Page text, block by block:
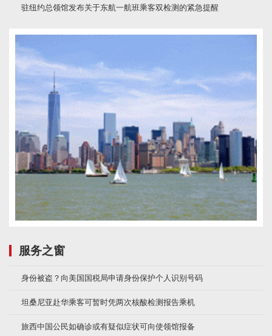
驻纽约总领馆发布关于东航一航班乘客双检测的紧急提醒
服务之窗
身份被盗？向美国国税局申请身份保护个人识别号码
坦桑尼亚赴华乘客可暂时凭两次核酸检测报告乘机
旅西中国公民如确诊或有疑似症状可向使领馆报备